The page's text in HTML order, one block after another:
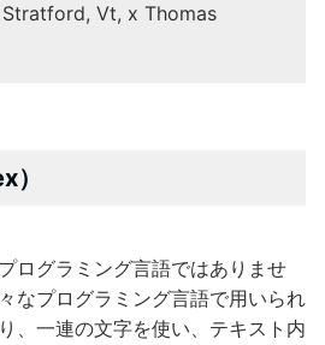
Vt, x Thomas
ログラミング言語ではありませ
なプログラミング言語で用いられ
、一連の文字を使い、テキスト内